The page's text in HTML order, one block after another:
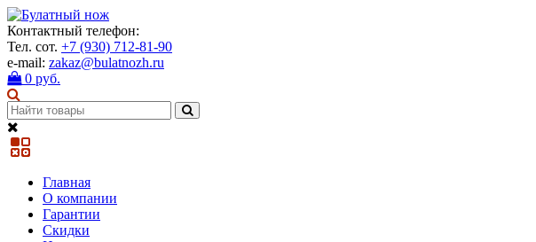
Контактный телефон:
Тел. сот. +7 (930) 712-81-90
e-mail: zakaz@bulatnozh.ru
0 руб.
Главная
О компании
Гарантии
Скидки